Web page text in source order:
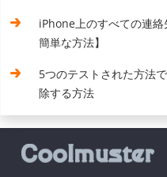
iPhone上のすべての連
簡単な方法】
5つのテストされた方法
除する方法